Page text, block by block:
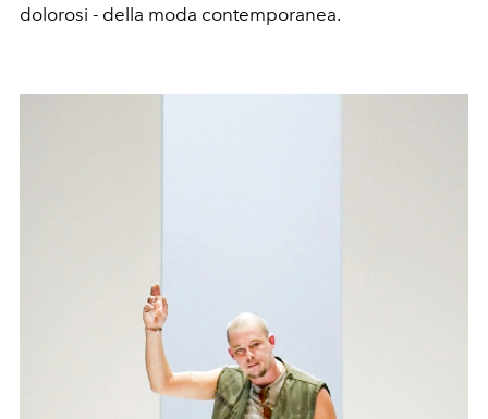
dolorosi - della moda contemporanea.